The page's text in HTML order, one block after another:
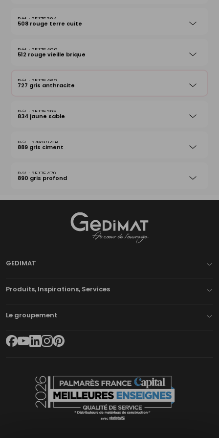
25175394
508 rouge terre cuite
25175400
512 rouge vieille brique
25175462
727 gris anthracite
25175295
834 jaune sable
24690416
889 gris ciment
25175479
890 gris profond
GEDIMAT
Produits, Inspirations, Services
Le groupement